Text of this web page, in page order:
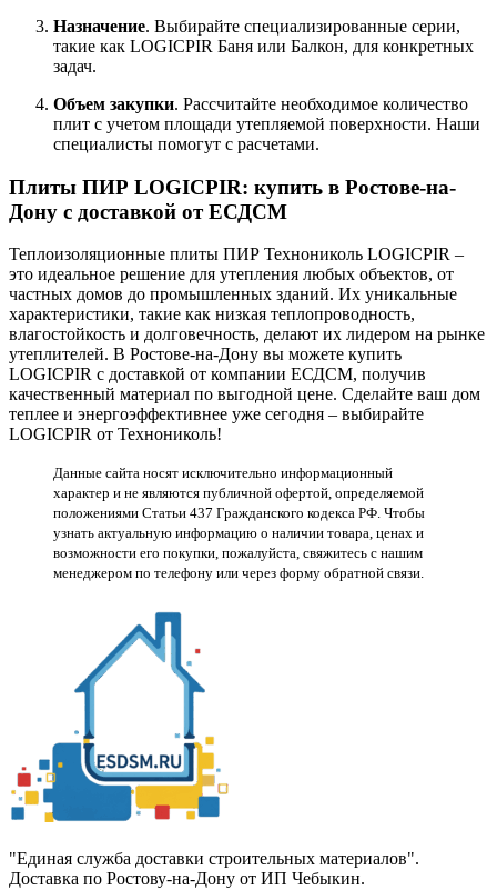
Назначение. Выбирайте специализированные серии,
такие как LOGICPIR Баня или Балкон, для конкретных
задач.
Объем закупки. Рассчитайте необходимое количество
плит с учетом площади утепляемой поверхности. Наши
специалисты помогут с расчетами.
Плиты ПИР LOGICPIR: купить в Ростове-на-
Дону с доставкой от ЕСДСМ
Теплоизоляционные плиты ПИР Технониколь LOGICPIR –
это идеальное решение для утепления любых объектов, от
частных домов до промышленных зданий. Их уникальные
характеристики, такие как низкая теплопроводность,
влагостойкость и долговечность, делают их лидером на рынке
утеплителей. В Ростове-на-Дону вы можете купить
LOGICPIR с доставкой от компании ЕСДСМ, получив
качественный материал по выгодной цене. Сделайте ваш дом
теплее и энергоэффективнее уже сегодня – выбирайте
LOGICPIR от Технониколь!
Данные сайта носят исключительно информационный
характер и не являются публичной офертой, определяемой
положениями Статьи 437 Гражданского кодекса РФ. Чтобы
узнать актуальную информацию о наличии товара, ценах и
возможности его покупки, пожалуйста, свяжитесь с нашим
менеджером по телефону или через форму обратной связи.
"Единая служба доставки строительных материалов".
Доставка по Ростову-на-Дону от ИП Чебыкин.